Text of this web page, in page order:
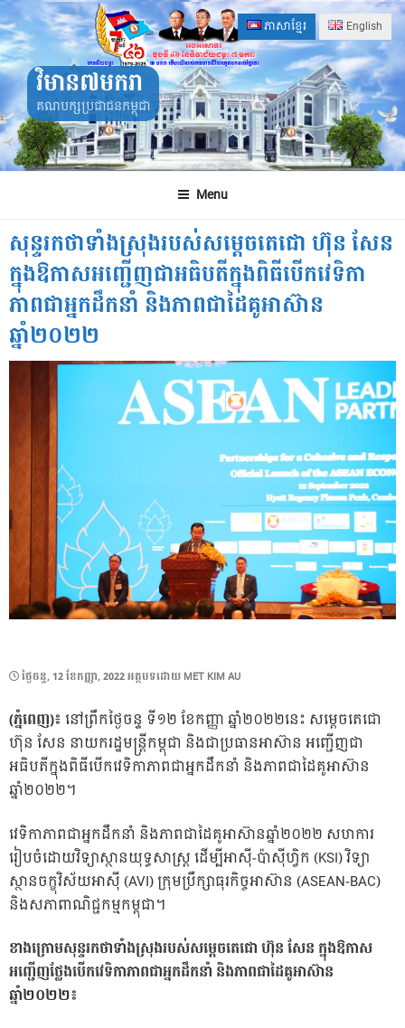
Skip
to
content
ភាសាខ្មែរ English
វិមាន៧មករា
គណបក្សប្រជាជនកម្ពុជា
Menu
សុន្ទរកថាទាំងស្រុងរបស់សម្តេចតេជោ ហ៊ុន សែន
ក្នុងឱកាសអញ្ជើញជាអធិបតីក្នុងពិធីបើកវេទិកា
ភាពជាអ្នកដឹកនាំ និងភាពជាដៃគូអាស៊ាន
ឆ្នាំ២០២២
POSTED
ថ្ងៃ​ចន្ទ, 12 ខែ​កញ្ញា, 2022អត្ថបទដោយ MET KIM AU
(ភ្នំពេញ)៖នៅព្រឹកថ្ងៃចន្ទ ទី១២ ខែកញ្ញា ឆ្នាំ២០២២នេះ សម្តេចតេជោ
ហ៊ុន សែន នាយករដ្ឋមន្ត្រីកម្ពុជា និងជាប្រធានអាស៊ាន អញ្ជើញជា
អធិបតីក្នុងពិធីបើកវេទិកាភាពជាអ្នកដឹកនាំ និងភាពជាដៃគូអាស៊ាន
ឆ្នាំ២០២២។
វេទិកាភាពជាអ្នកដឹកនាំ និងភាពជាដៃគូអាស៊ានឆ្នាំ២០២២ សហការ
រៀបចំដោយវិទ្យាស្ថានយុទ្ធសាស្ត្រ ដើម្បីអាស៊ី-ប៉ាស៊ីហ្វិក (KSI) វិទ្យា
ស្ថានចក្ខុវិស័យអាស៊ី (AVI) ក្រុមប្រឹក្សាធុរកិច្ចអាស៊ាន (ASEAN-BAC)
និងសភាពាណិជ្ជកម្មកម្ពុជា។
ខាងក្រោមសុន្ទរកថាទាំងស្រុងរបស់សម្តេចតេជោ ហ៊ុន សែន ក្នុងឱកាស
អញ្ជើញថ្លែងបើកវេទិកាភាពជាអ្នកដឹកនាំ និងភាពជាដៃគូអាស៊ាន
ឆ្នាំ២០២២៖